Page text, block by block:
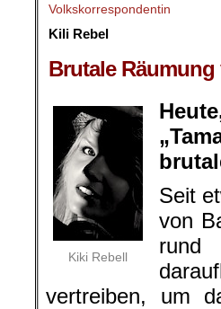
Volkskorrespondentin
Kili Rebel
Brutale
Kiki Rebell
Seit
von
rund
vertreiben, um